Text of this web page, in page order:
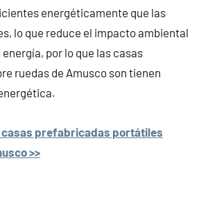
energéticamente que las
lo que reduce el impacto ambiental
por lo que las casas
ruedas de Amusco son tienen
casas prefabricadas portátiles
>>